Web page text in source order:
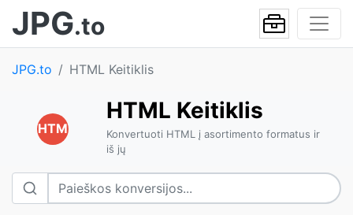
JPG.to
JPG.to HTML Keitiklis
HTM
HTML Keitiklis
Konvertuoti HTML į asortimento formatus ir
iš jų